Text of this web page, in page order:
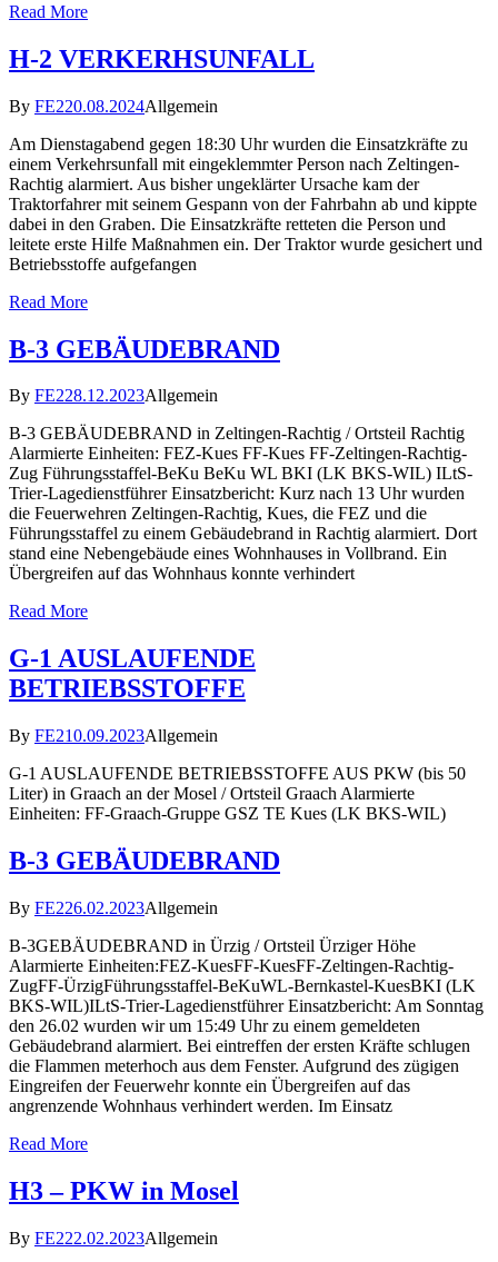
Read More
H-2 VERKERHSUNFALL
By FE220.08.2024Allgemein
Am Dienstagabend gegen 18:30 Uhr wurden die Einsatzkräfte zu
einem Verkehrsunfall mit eingeklemmter Person nach Zeltingen-
Rachtig alarmiert. Aus bisher ungeklärter Ursache kam der
Traktorfahrer mit seinem Gespann von der Fahrbahn ab und kippte
dabei in den Graben. Die Einsatzkräfte retteten die Person und
leitete erste Hilfe Maßnahmen ein. Der Traktor wurde gesichert und
Betriebsstoffe aufgefangen
Read More
B-3 GEBÄUDEBRAND
By FE228.12.2023Allgemein
B-3 GEBÄUDEBRAND in Zeltingen-Rachtig / Ortsteil Rachtig
Alarmierte Einheiten: FEZ-Kues FF-Kues FF-Zeltingen-Rachtig-
Zug Führungsstaffel-BeKu BeKu WL BKI (LK BKS-WIL) ILtS-
Trier-Lagedienstführer Einsatzbericht: Kurz nach 13 Uhr wurden
die Feuerwehren Zeltingen-Rachtig, Kues, die FEZ und die
Führungsstaffel zu einem Gebäudebrand in Rachtig alarmiert. Dort
stand eine Nebengebäude eines Wohnhauses in Vollbrand. Ein
Übergreifen auf das Wohnhaus konnte verhindert
Read More
G-1 AUSLAUFENDE
BETRIEBSSTOFFE
By FE210.09.2023Allgemein
G-1 AUSLAUFENDE BETRIEBSSTOFFE AUS PKW (bis 50
Liter) in Graach an der Mosel / Ortsteil Graach Alarmierte
Einheiten: FF-Graach-Gruppe GSZ TE Kues (LK BKS-WIL)
B-3 GEBÄUDEBRAND
By FE226.02.2023Allgemein
B-3GEBÄUDEBRAND in Ürzig / Ortsteil Ürziger Höhe
Alarmierte Einheiten:FEZ-KuesFF-KuesFF-Zeltingen-Rachtig-
ZugFF-ÜrzigFührungsstaffel-BeKuWL-Bernkastel-KuesBKI (LK
BKS-WIL)ILtS-Trier-Lagedienstführer Einsatzbericht: Am Sonntag
den 26.02 wurden wir um 15:49 Uhr zu einem gemeldeten
Gebäudebrand alarmiert. Bei eintreffen der ersten Kräfte schlugen
die Flammen meterhoch aus dem Fenster. Aufgrund des zügigen
Eingreifen der Feuerwehr konnte ein Übergreifen auf das
angrenzende Wohnhaus verhindert werden. Im Einsatz
Read More
H3 – PKW in Mosel
By FE222.02.2023Allgemein